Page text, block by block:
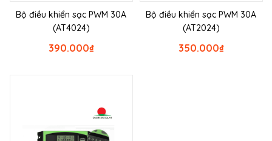
Bộ điều khiển sạc PWM 30A
(AT4024)
₫
390.000
Bộ điều khiển sạc PWM 30A
(AT2024)
₫
350.000